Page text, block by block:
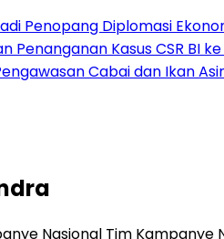
Penopang Diplomasi
Penanganan Kasus CSR BI
Cabai dan Ikan